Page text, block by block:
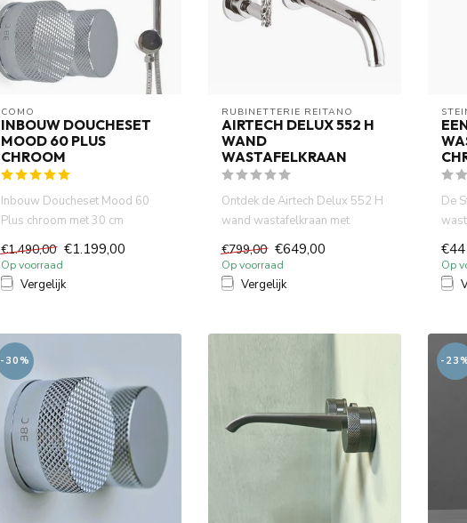
COMO
INBOUW DOUCHESET
MOOD 60 PLUS
CHROOM
Inbouw Doucheset Mood 60
Plus chroom met 30 cm
hoofddouche met ingebouwde
thermo...
€1.490,00 €1.199,00
Op voorraad
Vergelijk
RUBINETTERIE REITANO
AIRTECH DELUX 552 H
WAND
WASTAFELKRAAN
Ontdek de Airtech Delux 552 H
wand wastafelkraan met
hoogwaardig chroom,
duurzaa...
€799,00 €649,00
Op voorraad
Vergelijk
De
Op
-30% -